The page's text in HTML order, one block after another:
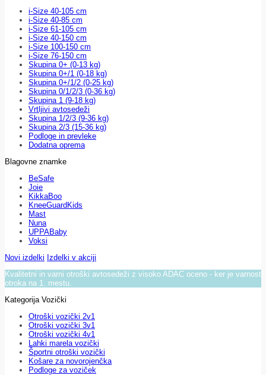
i-Size 40-105 cm
i-Size 40-85 cm
i-Size 61-105 cm
i-Size 40-150 cm
i-Size 100-150 cm
i-Size 76-150 cm
Skupina 0+ (0-13 kg)
Skupina 0+/1 (0-18 kg)
Skupina 0+/1/2 (0-25 kg)
Skupina 0/1/2/3 (0-36 kg)
Skupina 1 (9-18 kg)
Vrtljivi avtosedeži
Skupina 1/2/3 (9-36 kg)
Skupina 2/3 (15-36 kg)
Podloge in prevleke
Dodatna oprema
Blagovne znamke
BeSafe
Joie
KikkaBoo
KneeGuardKids
Mast
Nuna
UPPABaby
Voksi
Novi izdelki Izdelki v akciji
Kvalitetni in varni otroški avtosedeži z visoko ADAC oceno - ker je varnost
otroka na 1. mestu.
Kategorija Vozički
Otroški vozički 2v1
Otroški vozički 3v1
Otroški vozički 4v1
Lahki marela vozički
Športni otroški vozički
Košare za novorojenčka
Podloge za voziček